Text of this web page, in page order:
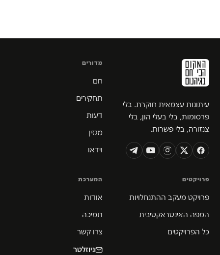
עיתונות עצמאית חוקרת. בלי
פרסומות, בלי בעלי הון, בלי
צנזורה, בלי פשרות.
מדורים
חם
תחקירים
דעות
מגזין
וידאו
פרויקטים
פרויקט מעקב ההתנחלויות
המפה האינטראקטיבית
כל הפרויקטים
המערכת
אודות
תמיכה
צרו קשר
ניוזלטר